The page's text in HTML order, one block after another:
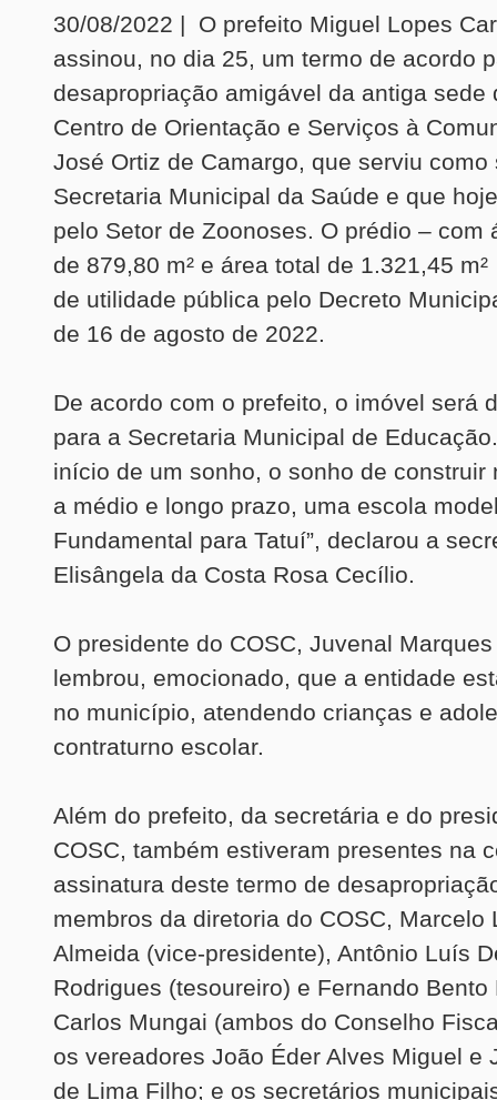
30/08/2022 | O prefeito Miguel Lopes
assinou, no dia 25, um termo de acordo
desapropriação amigável da antiga sede
Centro de Orientação e Serviços à
José Ortiz de Camargo, que serviu como
Secretaria Municipal da Saúde e que
pelo Setor de Zoonoses. O prédio – com
de 879,80 m² e área total de 1.321,45
de utilidade pública pelo Decreto
de 16 de agosto de 2022.
De acordo com o prefeito, o imóvel será
para a Secretaria Municipal de
início de um sonho, o sonho de construir
a médio e longo prazo, uma escola
Fundamental para Tatuí”, declarou a
Elisângela da Costa Rosa Cecílio.
O presidente do COSC, Juvenal
lembrou, emocionado, que a entidade
no município, atendendo crianças e
contraturno escolar.
Além do prefeito, da secretária e do
COSC, também estiveram presentes na
assinatura deste termo de
membros da diretoria do COSC, Marcelo
Almeida (vice-presidente), Antônio Luís
Rodrigues (tesoureiro) e Fernando
Carlos Mungai (ambos do Conselho
os vereadores João Éder Alves Miguel e
de Lima Filho; e os secretários